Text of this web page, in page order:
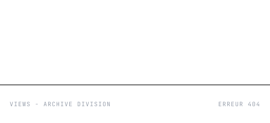
VIEWS - ARCHIVE DIVISION ERREUR 404